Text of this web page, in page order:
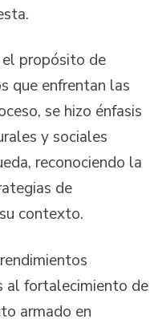
propósito de
que enfrentan las
se hizo énfasis
y sociales
reconociendo la
de
contexto.
al fortalecimiento de
armado en